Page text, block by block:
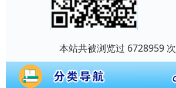
本站共被浏览过 6728959 次